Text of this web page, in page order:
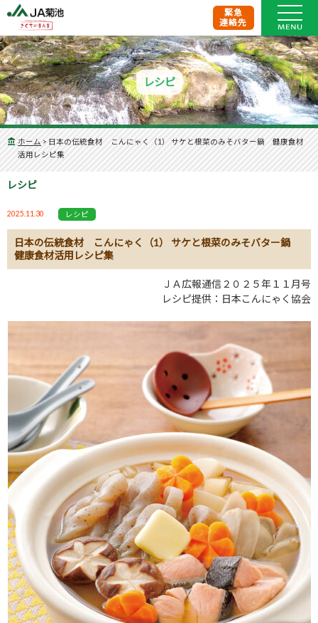
緊急
連絡先
レシピ
ホーム > 日本の伝統食材 こんにゃく（1） サケと根菜のみそバター鍋 健康食材
活用レシピ集
レシピ
2025.11.30 レシピ
日本の伝統食材 こんにゃく（1） サケと根菜のみそバター鍋
健康食材活用レシピ集
ＪＡ広報通信２０２５年１１月号
レシピ提供：日本こんにゃく協会